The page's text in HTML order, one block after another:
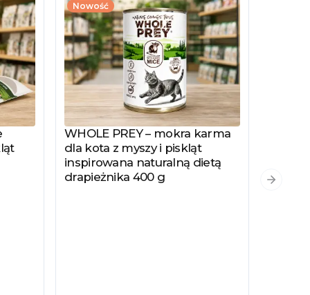
Nowość
Zobacz produkt
WHOLE PREY – mokra karma
dla kota z myszy i piskląt
inspirowana naturalną dietą
drapieżnika 400 g